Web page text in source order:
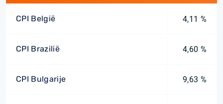
CPI België 4,11 %
CPI Brazilië 4,60 %
CPI Bulgarije 9,63 %